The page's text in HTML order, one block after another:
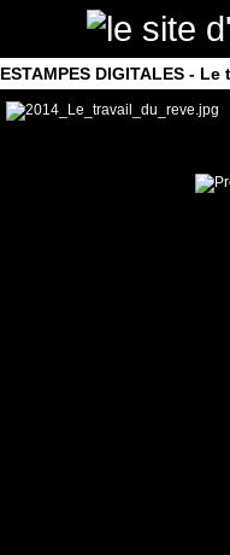
ESTAMPES DIGITALES -